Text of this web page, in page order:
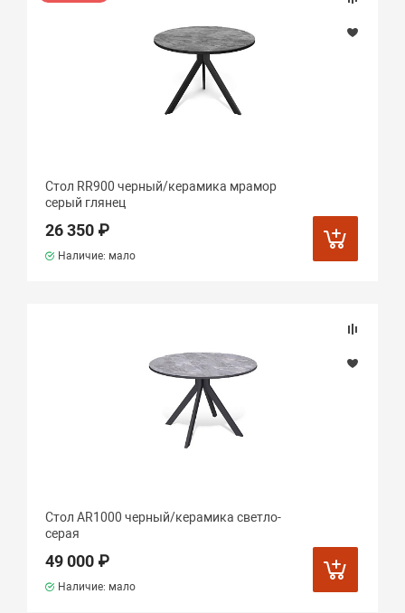
Стол RR900 черный/керамика мрамор
серый глянец
26 350 ₽
Наличие: мало
Стол AR1000 черный/керамика светло-
серая
49 000 ₽
Наличие: мало